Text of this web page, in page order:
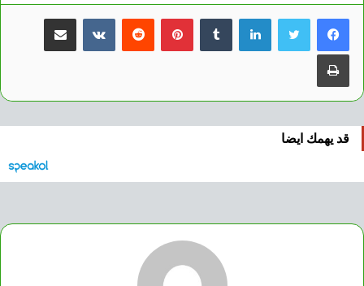
لينكدإن بينتيريست مشاركة عبر البريد
طباعة
قد يهمك ايضا